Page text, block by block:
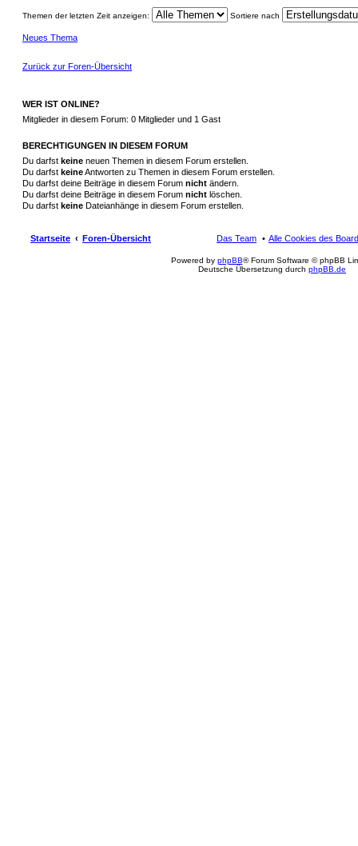
Themen der letzten Zeit anzeigen: Sortiere nach
Neues Thema
Zurück zur Foren-Übersicht
WER IST ONLINE?
Mitglieder in diesem Forum: 0 Mitglieder und 1 Gast
BERECHTIGUNGEN IN DIESEM FORUM
Du darfst keine neuen Themen in diesem Forum erstellen.
Du darfst keineAntworten zu Themen in diesem Forum erstellen.
Du darfst deine Beiträge in diesem Forum nicht ändern.
Du darfst deine Beiträge in diesem Forum nicht löschen.
Du darfst keine Dateianhänge in diesem Forum erstellen.
Startseite Foren-Übersicht Alle Cookies des
Das Team
Powered by phpBB® Forum Software © phpBB
Deutsche Übersetzung durch phpBB.de